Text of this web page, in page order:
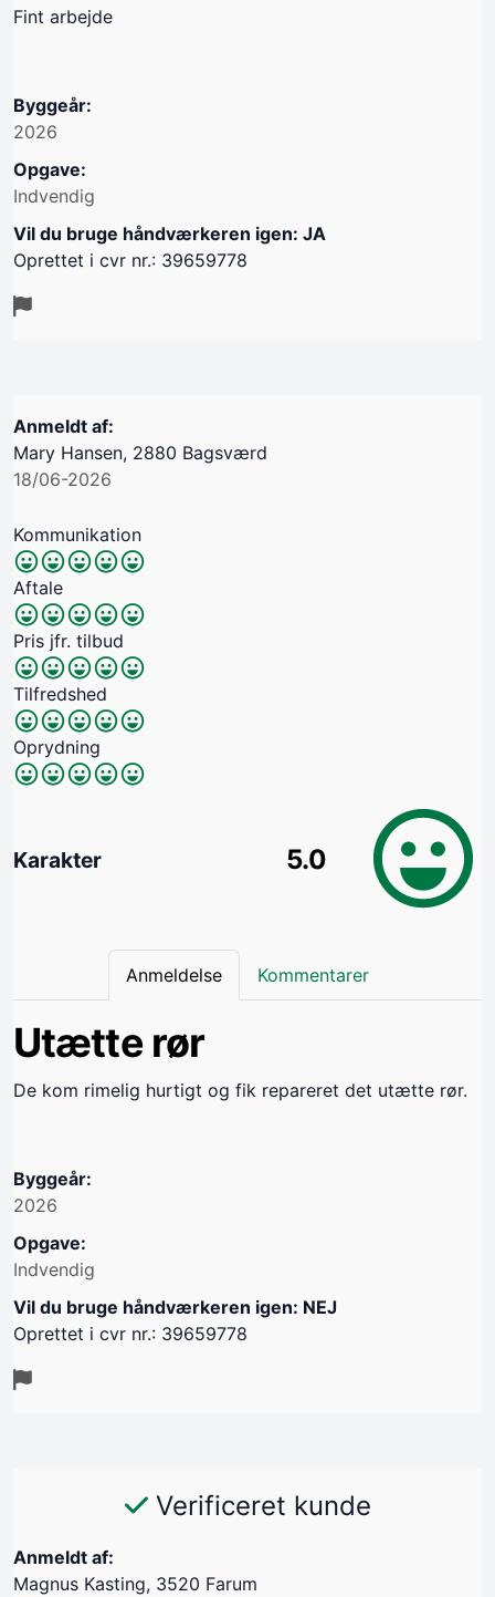
Fint arbejde
Byggeår:
2026
Opgave:
Indvendig
Vil du bruge håndværkeren igen: JA
Oprettet i cvr nr.: 39659778
Anmeldt af:
Mary Hansen, 2880 Bagsværd
18/06-2026
Kommunikation
Aftale
Pris jfr. tilbud
Tilfredshed
Oprydning
Karakter 5.0
Anmeldelse Kommentarer
Utætte rør
De kom rimelig hurtigt og fik repareret det utætte rør.
Byggeår:
2026
Opgave:
Indvendig
Vil du bruge håndværkeren igen: NEJ
Oprettet i cvr nr.: 39659778
Verificeret kunde
Anmeldt af:
Magnus Kasting, 3520 Farum